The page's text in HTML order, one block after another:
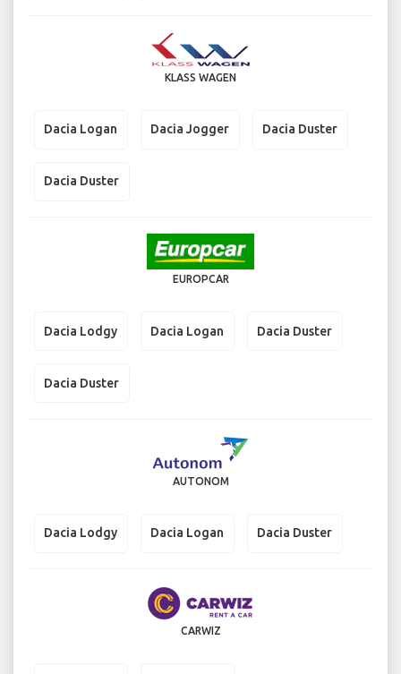
KLASS WAGEN
Dacia Logan Dacia Jogger Dacia Duster
Dacia Duster
EUROPCAR
Dacia Lodgy Dacia Logan Dacia Duster
Dacia Duster
AUTONOM
Dacia Lodgy Dacia Logan Dacia Duster
CARWIZ